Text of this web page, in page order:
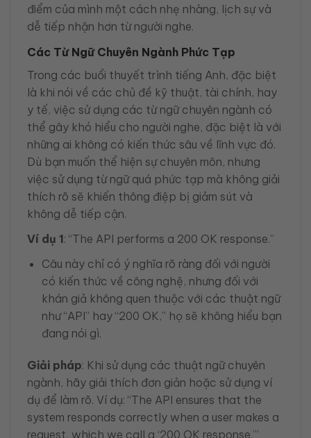
điểm của mình một cách nhẹ nhàng, lịch sự và
dễ tiếp nhận hơn từ người nghe.
Các Từ Ngữ Chuyên Ngành Phức Tạp
Trong các buổi thuyết trình tiếng Anh, đặc biệt
là khi nói về các chủ đề kỹ thuật, tài chính, hay
y tế, việc sử dụng các từ ngữ chuyên ngành có
thể gây khó hiểu cho người nghe, đặc biệt là với
những ai không có kiến thức sâu về lĩnh vực đó.
Dù bạn muốn thể hiện sự chuyên môn, nhưng
việc sử dụng từ ngữ quá phức tạp mà không giải
thích rõ sẽ khiến thông điệp bị giảm sút và
không dễ tiếp cận.
Ví dụ 1: “The API performs a 200 OK response.”
Câu này chỉ có ý nghĩa rõ ràng đối với người
có kiến thức về công nghệ, nhưng đối với
khán giả không quen thuộc với các thuật ngữ
như “API” hay “200 OK,” họ sẽ không hiểu bạn
đang nói gì.
Giải pháp: Khi sử dụng các thuật ngữ chuyên
ngành, hãy giải thích đơn giản hoặc sử dụng ví
dụ để làm rõ. Ví dụ: “The API ensures that the
system responds correctly when a user makes a
request, which we call a ‘200 OK response.’”